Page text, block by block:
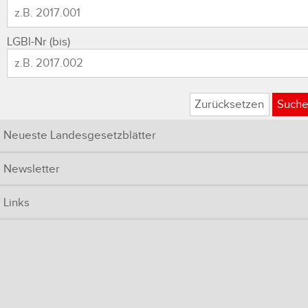
LGBl-Nr (bis)
Zurücksetzen
Neueste Landesgesetzblätter
Newsletter
Links